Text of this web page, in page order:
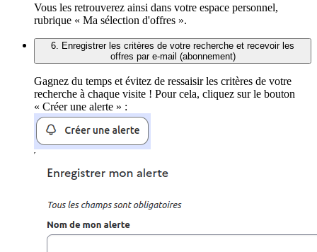
Vous les retrouverez ainsi dans votre espace personnel,
rubrique « Ma sélection d'offres ».
6. Enregistrer les critères de votre recherche et recevoir les
offres par e-mail (abonnement)
Gagnez du temps et évitez de ressaisir les critères de votre
recherche à chaque visite ! Pour cela, cliquez sur le bouton
« Créer une alerte » :